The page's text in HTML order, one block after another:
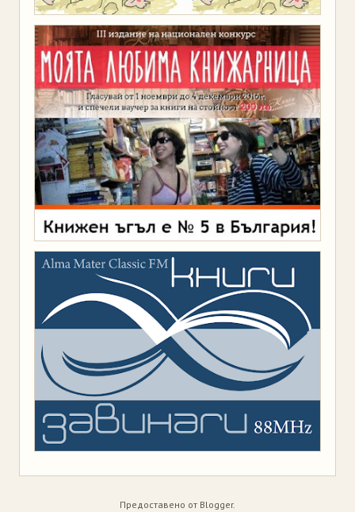
Предоставено от Blogger.